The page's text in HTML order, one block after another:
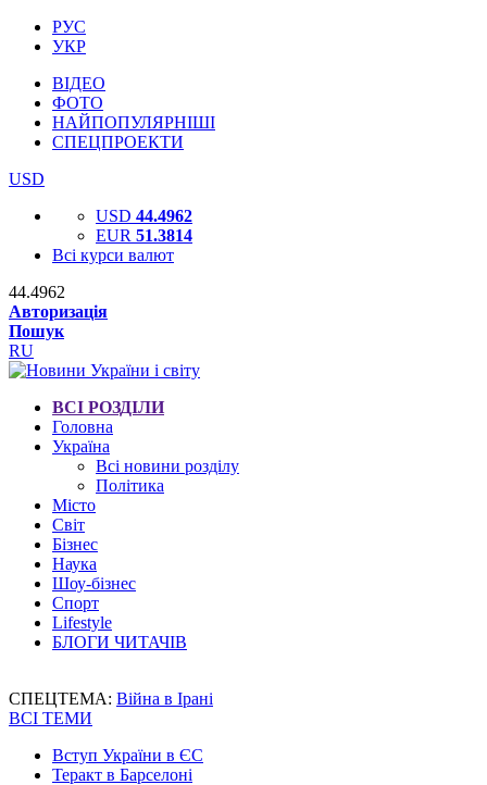
РУС
УКР
ВІДЕО
ФОТО
НАЙПОПУЛЯРНІШІ
СПЕЦПРОЕКТИ
USD
USD 44.4962
EUR 51.3814
Всі курси валют
44.4962
Авторизація
Пошук
RU
ВСІ РОЗДІЛИ
Головна
Україна
Всі новини розділу
Політика
Місто
Світ
Бізнес
Наука
Шоу-бізнес
Спорт
Lifestyle
БЛОГИ ЧИТАЧІВ
СПЕЦТЕМА: Війна в Ірані
ВСІ ТЕМИ
Вступ України в ЄС
Теракт в Барселоні